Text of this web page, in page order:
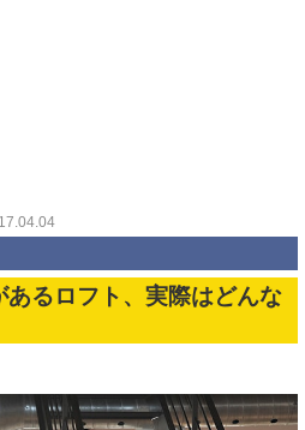
るロフト、実際はどんな